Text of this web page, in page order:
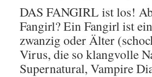
DAS FANGIRL ist los!
Fangirl? Ein Fangirl ist
zwanzig oder Älter
Virus, die so klangvolle
Supernatural, Vampire